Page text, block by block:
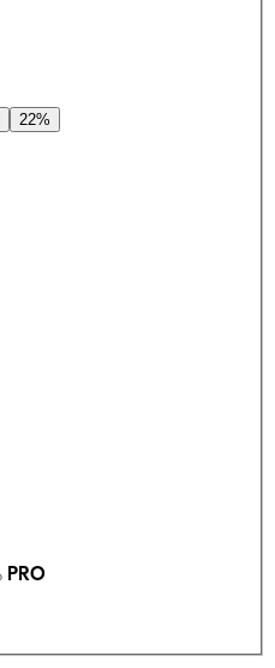
22%
PRO